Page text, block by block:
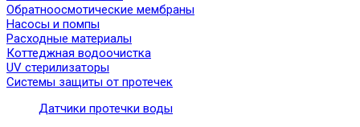
Обратноосмотические мембраны
Насосы и помпы
Расходные материалы
Коттеджная водоочистка
UV стерилизаторы
Системы защиты от протечек
Датчики протечки воды